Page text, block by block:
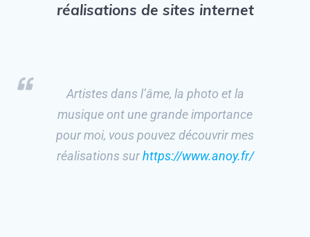
réalisations de sites internet
Artistes dans l’âme, la photo et la
musique ont une grande importance
pour moi, vous pouvez découvrir mes
réalisations surhttps://www.anoy.fr/